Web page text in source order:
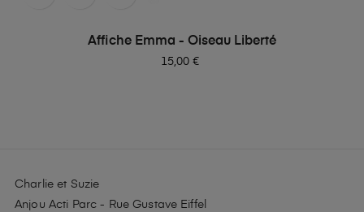
Affiche Emma - Oiseau Liberté
Prix
15,00 €
Charlie et Suzie
Anjou Acti Parc - Rue Gustave Eiffel